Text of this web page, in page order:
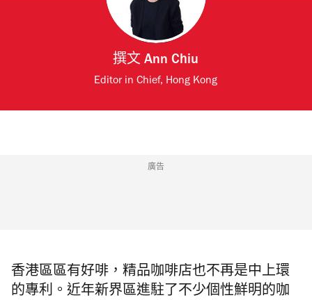
撰文Ann Chiu
Editor in Chief, Hong Kong
廣告
香港區區有好啡，精品咖啡店也不再是中上環
的專利。近年新界區進駐了不少個性鮮明的咖